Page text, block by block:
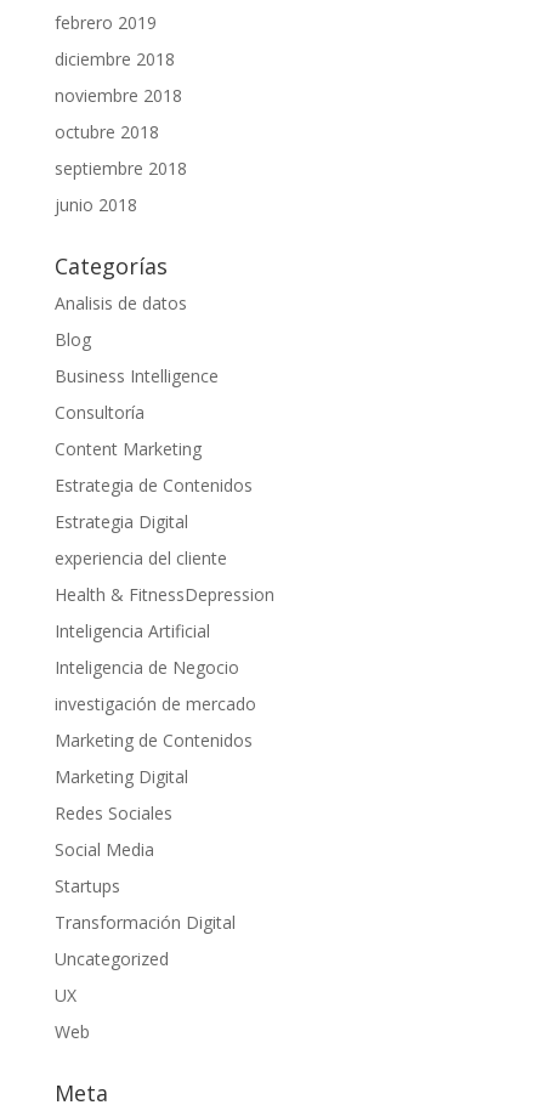
febrero 2019
diciembre 2018
noviembre 2018
octubre 2018
septiembre 2018
junio 2018
Categorías
Analisis de datos
Blog
Business Intelligence
Consultoría
Content Marketing
Estrategia de Contenidos
Estrategia Digital
experiencia del cliente
Health & FitnessDepression
Inteligencia Artificial
Inteligencia de Negocio
investigación de mercado
Marketing de Contenidos
Marketing Digital
Redes Sociales
Social Media
Startups
Transformación Digital
Uncategorized
UX
Web
Meta